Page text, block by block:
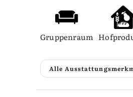
Gruppenraum
Alle